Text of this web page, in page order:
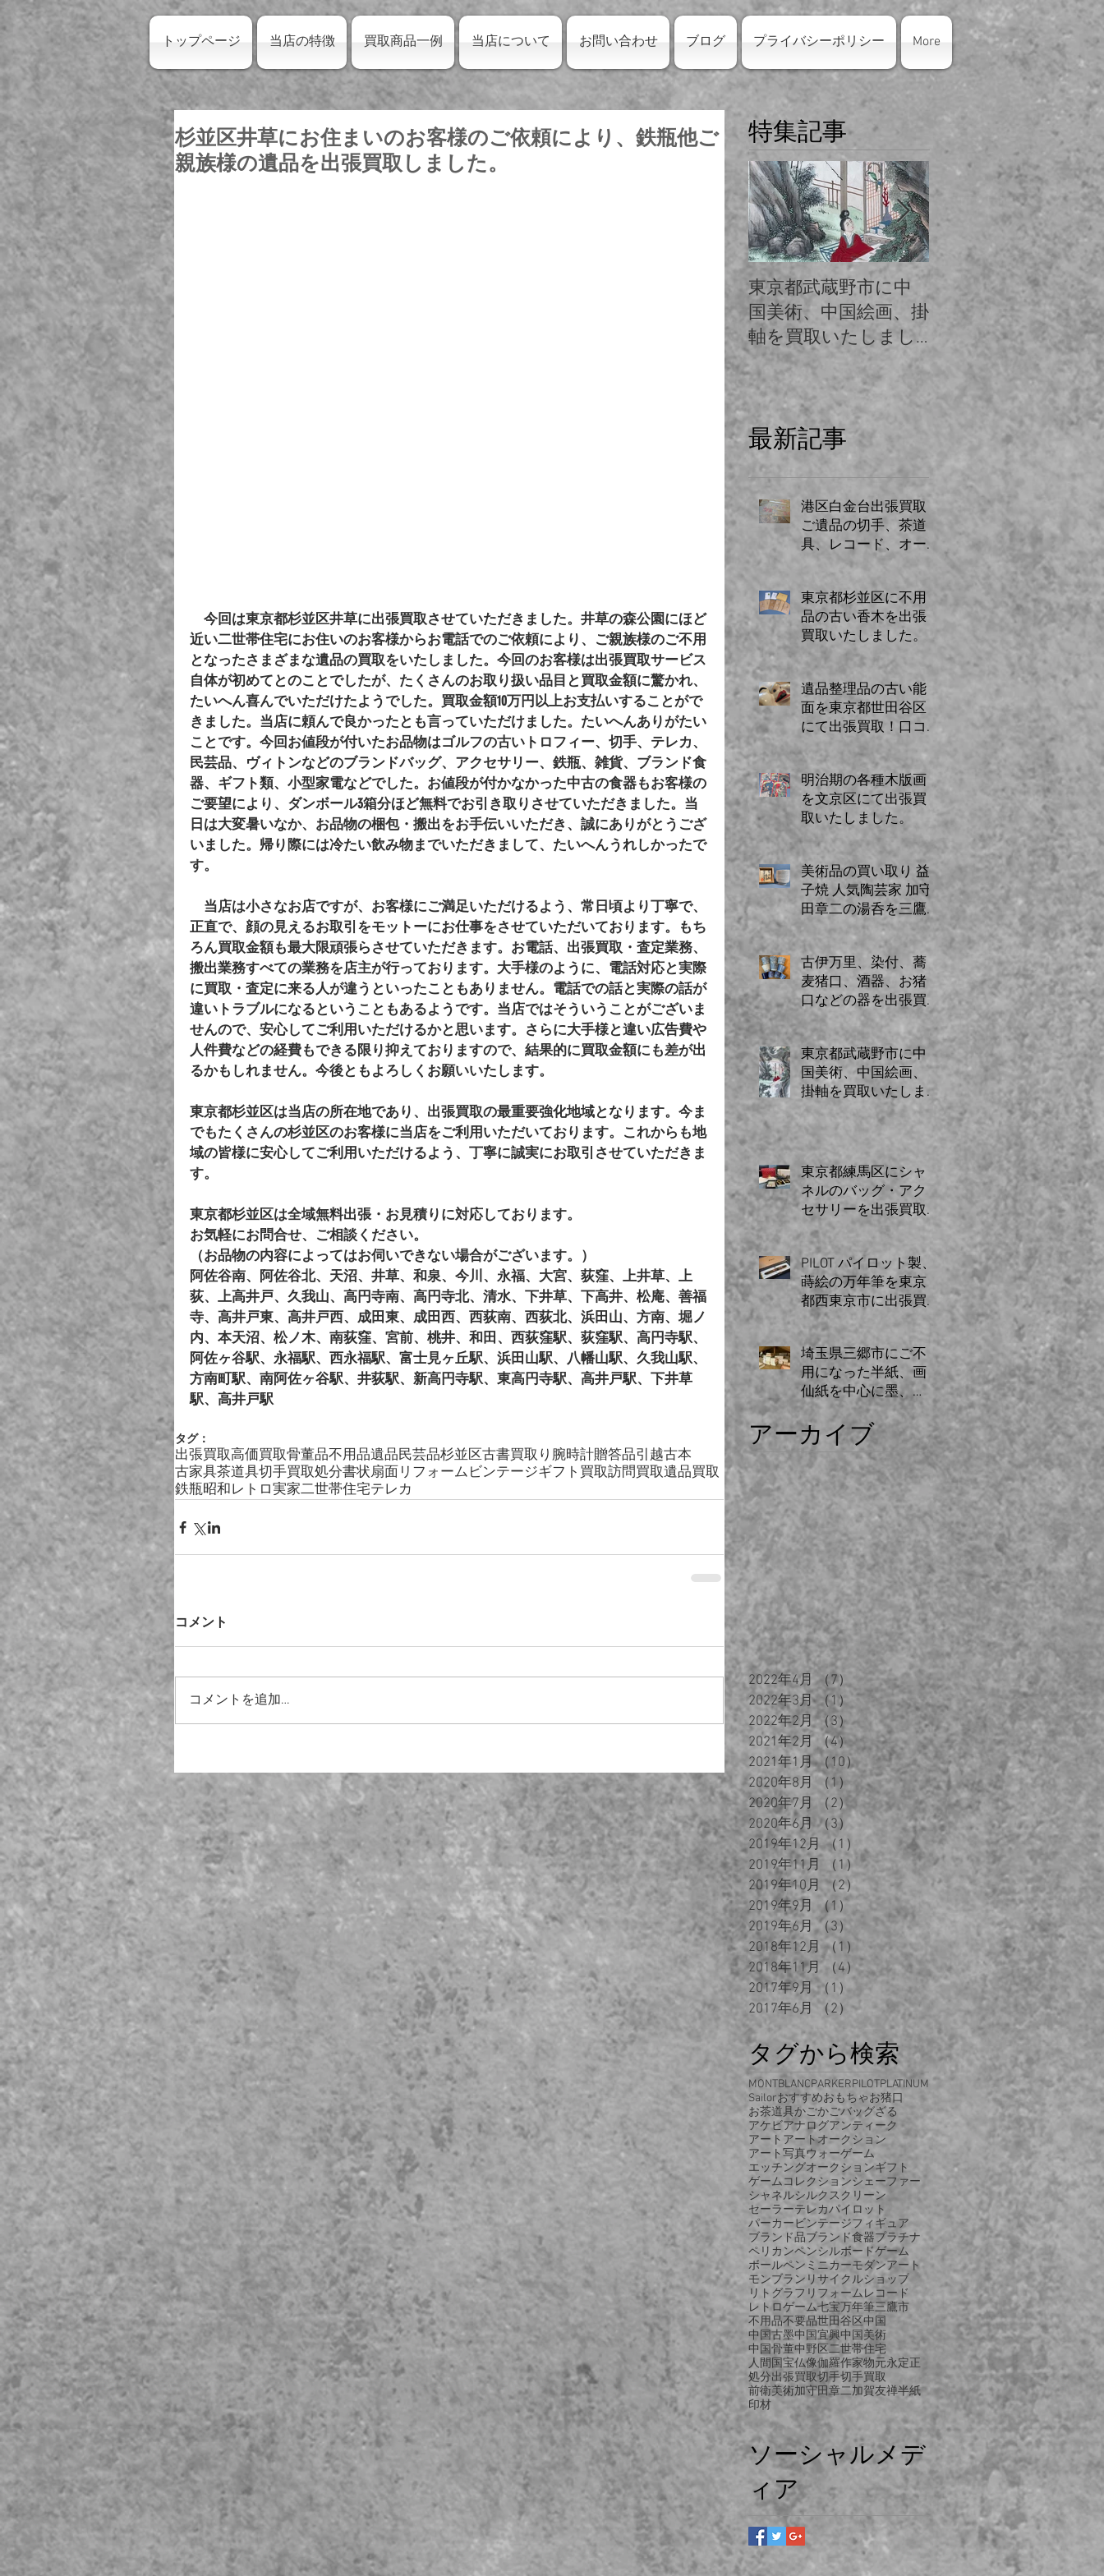
トップページ 当店の特徴 買取商品一例 当店について お問い合わせ ブログ プライバシーポリシー More
杉並区井草にお住まいのお客様のご依頼により、鉄瓶他ご
親族様の遺品を出張買取しました。
今回は東京都杉並区井草に出張買取させていただきました。井草の森公園にほど
近い二世帯住宅にお住いのお客様からお電話でのご依頼により、ご親族様のご不用
となったさまざまな遺品の買取をいたしました。今回のお客様は出張買取サービス
自体が初めてとのことでしたが、たくさんのお取り扱い品目と買取金額に驚かれ、
たいへん喜んでいただけたようでした。買取金額10万円以上お支払いすることがで
きました。当店に頼んで良かったとも言っていただけました。たいへんありがたい
ことです。今回お値段が付いたお品物はゴルフの古いトロフィー、切手、テレカ、
民芸品、ヴィトンなどのブランドバッグ、アクセサリー、鉄瓶、雑貨、ブランド食
器、ギフト類、小型家電などでした。お値段が付かなかった中古の食器もお客様の
ご要望により、ダンボール3箱分ほど無料でお引き取りさせていただきました。当
日は大変暑いなか、お品物の梱包・搬出をお手伝いいただき、誠にありがとうござ
いました。帰り際には冷たい飲み物までいただきまして、たいへんうれしかったで
す。
当店は小さなお店ですが、お客様にご満足いただけるよう、常日頃より丁寧で、
正直で、顔の見えるお取引をモットーにお仕事をさせていただいております。もち
ろん買取金額も最大限頑張らさせていただきます。お電話、出張買取・査定業務、
搬出業務すべての業務を店主が行っております。大手様のように、電話対応と実際
に買取・査定に来る人が違うといったこともありません。電話での話と実際の話が
違いトラブルになるということもあるようです。当店ではそういうことがございま
せんので、安心してご利用いただけるかと思います。さらに大手様と違い広告費や
人件費などの経費もできる限り抑えておりますので、結果的に買取金額にも差が出
るかもしれません。今後ともよろしくお願いいたします。
東京都杉並区は当店の所在地であり、出張買取の最重要強化地域となります。今ま
でもたくさんの杉並区のお客様に当店をご利用いただいております。これからも地
域の皆様に安心してご利用いただけるよう、丁寧に誠実にお取引させていただきま
す。
東京都杉並区は全域無料出張・お見積りに対応しております。
お気軽にお問合せ、ご相談ください。
（お品物の内容によってはお伺いできない場合がございます。）
阿佐谷南、阿佐谷北、天沼、井草、和泉、今川、永福、大宮、荻窪、上井草、上
荻、上高井戸、久我山、高円寺南、高円寺北、清水、下井草、下高井、松庵、善福
寺、高井戸東、高井戸西、成田東、成田西、西荻南、西荻北、浜田山、方南、堀ノ
内、本天沼、松ノ木、南荻窪、宮前、桃井、和田、西荻窪駅、荻窪駅、高円寺駅、
阿佐ヶ谷駅、永福駅、西永福駅、富士見ヶ丘駅、浜田山駅、八幡山駅、久我山駅、
方南町駅、南阿佐ヶ谷駅、井荻駅、新高円寺駅、東高円寺駅、高井戸駅、下井草
駅、高井戸駅
タグ：
出張買取高価買取骨董品不用品遺品民芸品杉並区古書買取り 腕時計贈答品引越古本
古家具茶道具切手買取処分書状扇面 リフォーム ビンテージギフト 買取訪問買取遺品買取
鉄瓶昭和レトロ実家二世帯住宅テレカ
コメント
コメントを追加…
特集記事
東京都武蔵野市に中
国美術、中国絵画、掛
軸を買取いたしまし
た。
東京都練馬区にシャ
ネルのバッグ・アク
セサリーを出張買取
いたしました。
最新記事
港区白金台出張買取
ご遺品の切手、茶道
具、レコード、オー
ディオ、贈答品、古
東京都杉並区に不用
品の古い香木を出張
買取いたしました。
遺品整理品の古い能
面を東京都世田谷区
にて出張買取！口コ
からのご依頼。
明治期の各種木版画
を文京区にて出張買
取いたしました。
美術品の買い取り 益
子焼 人気陶芸家 加守
田章二の湯呑を三鷹
市に出張買取いたし
ました。
古伊万里、染付、蕎
麦猪口、酒器、お猪
口などの器を出張買
取にてお売りいただ
きました。
東京都武蔵野市に中
国美術、中国絵画、
掛軸を買取いたしま
した。
東京都練馬区にシャ
ネルのバッグ・アク
セサリーを出張買取
いたしました。
PILOT パイロット製、
蒔絵の万年筆を東京
都西東京市に出張買
取致しました。
埼玉県三郷市にご不
用になった半紙、画
仙紙を中心に墨、
硯、関連図書など大
量の書道具を出張買
取いたしました。
アーカイブ
2022年4月 （7） 7件の記事
2022年3月 （1）
1件の記事
2022年2月 （3） 3件の記事
2021年2月 （4）4件の記事
2021年1月 （10）
10件の記事
2020年8月
（1） 1件の記事
2020年7月
（2）
2件の記事
2020年6月 （3）
3件の記事
2019年12月 （1）
1件の記事
2019年11月
（1）1件の記事
2019年10月 （2） 2件の記事
2019年9月 （1） 1件の記事
2019年6月 （3）
3件の記事
2018年12月 （1）
1件の記事
2018年11月 （4）4件の記事
2017年9月 （1） 1件の記事
2017年6月
（2） 2件の記事
タグから検索
MONTBLANCPARKERPILOTPLATINUM
Sailorおすすめおもちゃお猪口
お茶道具かごかごバッグざる
アケビアナログアンティーク
アート アートオークション
アート写真ウォーゲーム
エッチングオークションギフト
ゲームコレクションシェーファー
シャネルシルクスクリーン
セーラーテレカパイロット
パーカービンテージフィギュア
ブランド品ブランド食器プラチナ
ペリカンペンシルボードゲーム
ボールペン ミニカーモダンアート
モンブラン リサイクルショップ
リトグラフ リフォームレコード
レトロゲーム七宝万年筆三鷹市
不用品不要品世田谷区中国
中国古墨中国宜興中国美術
中国骨董中野区二世帯住宅
人間国宝仏像伽羅作家物元永定正
処分出張買取切手切手買取
前衛美術加守田章二加賀友禅半紙
印材
ソーシャルメデ
ィア